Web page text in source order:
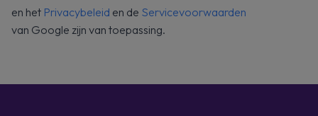
en het Privacybeleid en de Servicevoorwaarden
van Google zijn van toepassing.